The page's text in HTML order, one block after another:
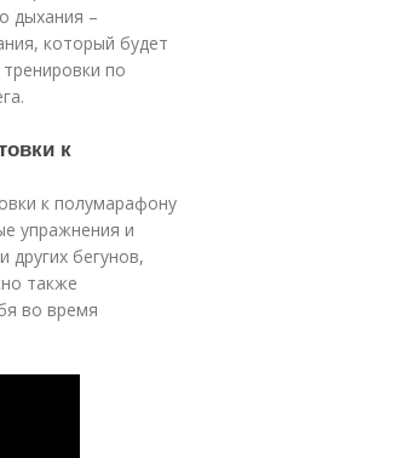
дыхания –
который будет
по
к
к полумарафону
упражнения и
бегунов,
также
во время